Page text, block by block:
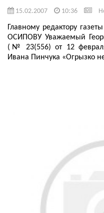
15.02.2007 10:36
Главному редактору
ОСИПОВУ Уважаемый
(№ 23(556) от 12 февраля
Ивана Пинчука «Огрызко